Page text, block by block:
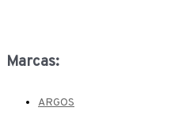
Marcas:
ARGOS